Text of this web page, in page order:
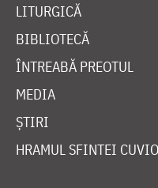
LITURGICĂ
BIBLIOTECĂ
ÎNTREABĂ PREOTUL
MEDIA
ȘTIRI
HRAMUL SFINTEI